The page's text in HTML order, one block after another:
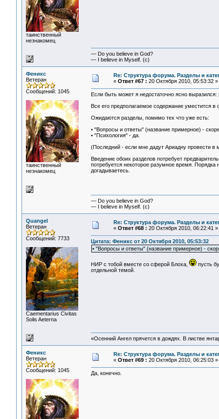
таинственный
незнакомец
— Do you believe in God?
— I believe in Myself. (c)
Феникс
Ветеран
Сообщений: 1045
таинственный
незнакомец
Re: Структура форума. Разделы и
« Ответ #67 : 20 Октября 2010, 05:53:32 »
Если быть может я недостаточно ясно выразился:
Все его предполагаемое содержание уместится
Ожидаются разделы, помимо тех что уже есть:
• "Вопросы и ответы" (название примерное) -
• "Психология" - да.
(Последний - если мне дадут Ариадну провести
Введение обоих разделов потребует
потребуется некоторое разумное время.
догадываетесь.
— Do you believe in God?
— I believe in Myself. (c)
Quangel
Ветеран
Сообщений: 7733
Сaementarius Civitas
Solis Aeterna
Re: Структура форума. Разделы и
« Ответ #68 : 20 Октября 2010, 06:22:41 »
Цитата: Феникс от 20 Октября 2010, 05:53:32
• "Вопросы и ответы" (название примерное) -
НИР с тобой вместе со сферой Блоха,
пусть
отдельной темой.
«Осенний Ангел прячется в дождях. В листве
Феникс
Ветеран
Сообщений: 1045
Re: Структура форума. Разделы и
« Ответ #69 : 20 Октября 2010, 06:25:03 »
Да, конечно.